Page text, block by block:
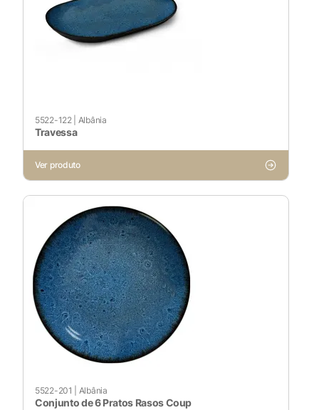
5522-122| Albânia
Travessa
Ver produto
5522-201 Albânia
Conjunto de 6 Pratos Rasos Coup